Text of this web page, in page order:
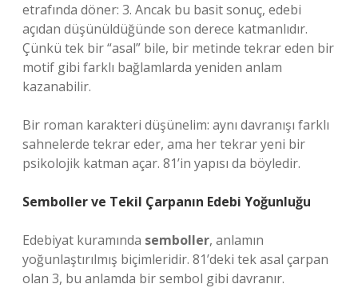
etrafında döner: 3. Ancak bu basit sonuç, edebi
açıdan düşünüldüğünde son derece katmanlıdır.
Çünkü tek bir “asal” bile, bir metinde tekrar eden bir
motif gibi farklı bağlamlarda yeniden anlam
kazanabilir.
Bir roman karakteri düşünelim: aynı davranışı farklı
sahnelerde tekrar eder, ama her tekrar yeni bir
psikolojik katman açar. 81’in yapısı da böyledir.
Sembollerve Tekil Çarpanın Edebi Yoğunluğu
Edebiyat kuramında semboller, anlamın
yoğunlaştırılmış biçimleridir. 81’deki tek asal çarpan
olan 3, bu anlamda bir sembol gibi davranır.